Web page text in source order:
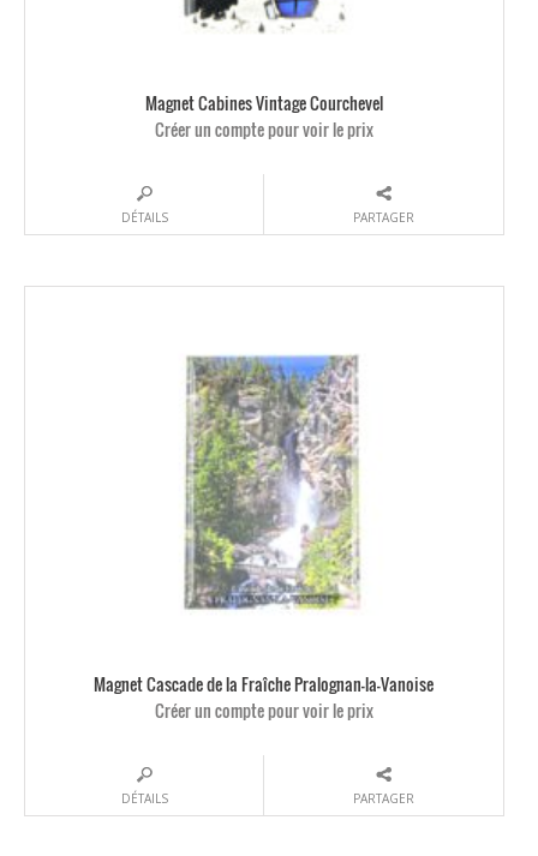
Magnet Cabines Vintage Courchevel
Créer un compte pour voir le prix
DÉTAILS PARTAGER
Magnet Cascade de la Fraîche Pralognan-la-Vanoise
Créer un compte pour voir le prix
DÉTAILS PARTAGER